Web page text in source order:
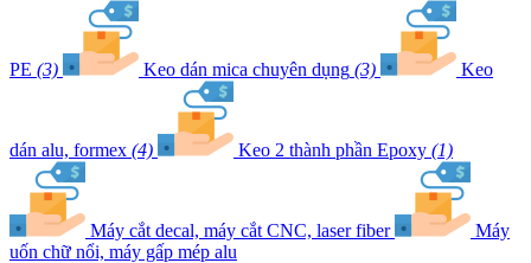
PE (3) Keo dán mica chuyên dụng (3) Keo
dán alu, formex (4) Keo 2 thành phần Epoxy (1)
Máy cắt decal, máy cắt CNC, laser fiber
Máy
uốn chữ nổi, máy gấp mép alu